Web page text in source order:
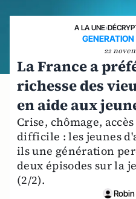
A LA UNE›
22
La France a
richesse des
en aide aux
Crise, chômage,
difficile : les jeunes
ils une génération
deux épisodes sur la
(2/2).